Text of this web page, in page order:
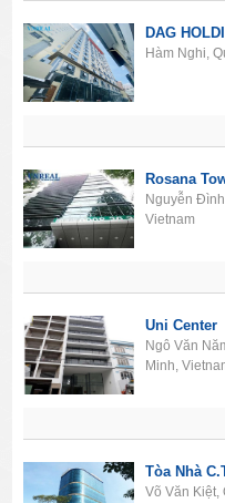
DAG
Hàm Nghi,
Rosana
Nguyễn
Vietnam
Uni Center
Ngô Văn
Minh,
Tòa Nhà
Võ Văn Kiệt,